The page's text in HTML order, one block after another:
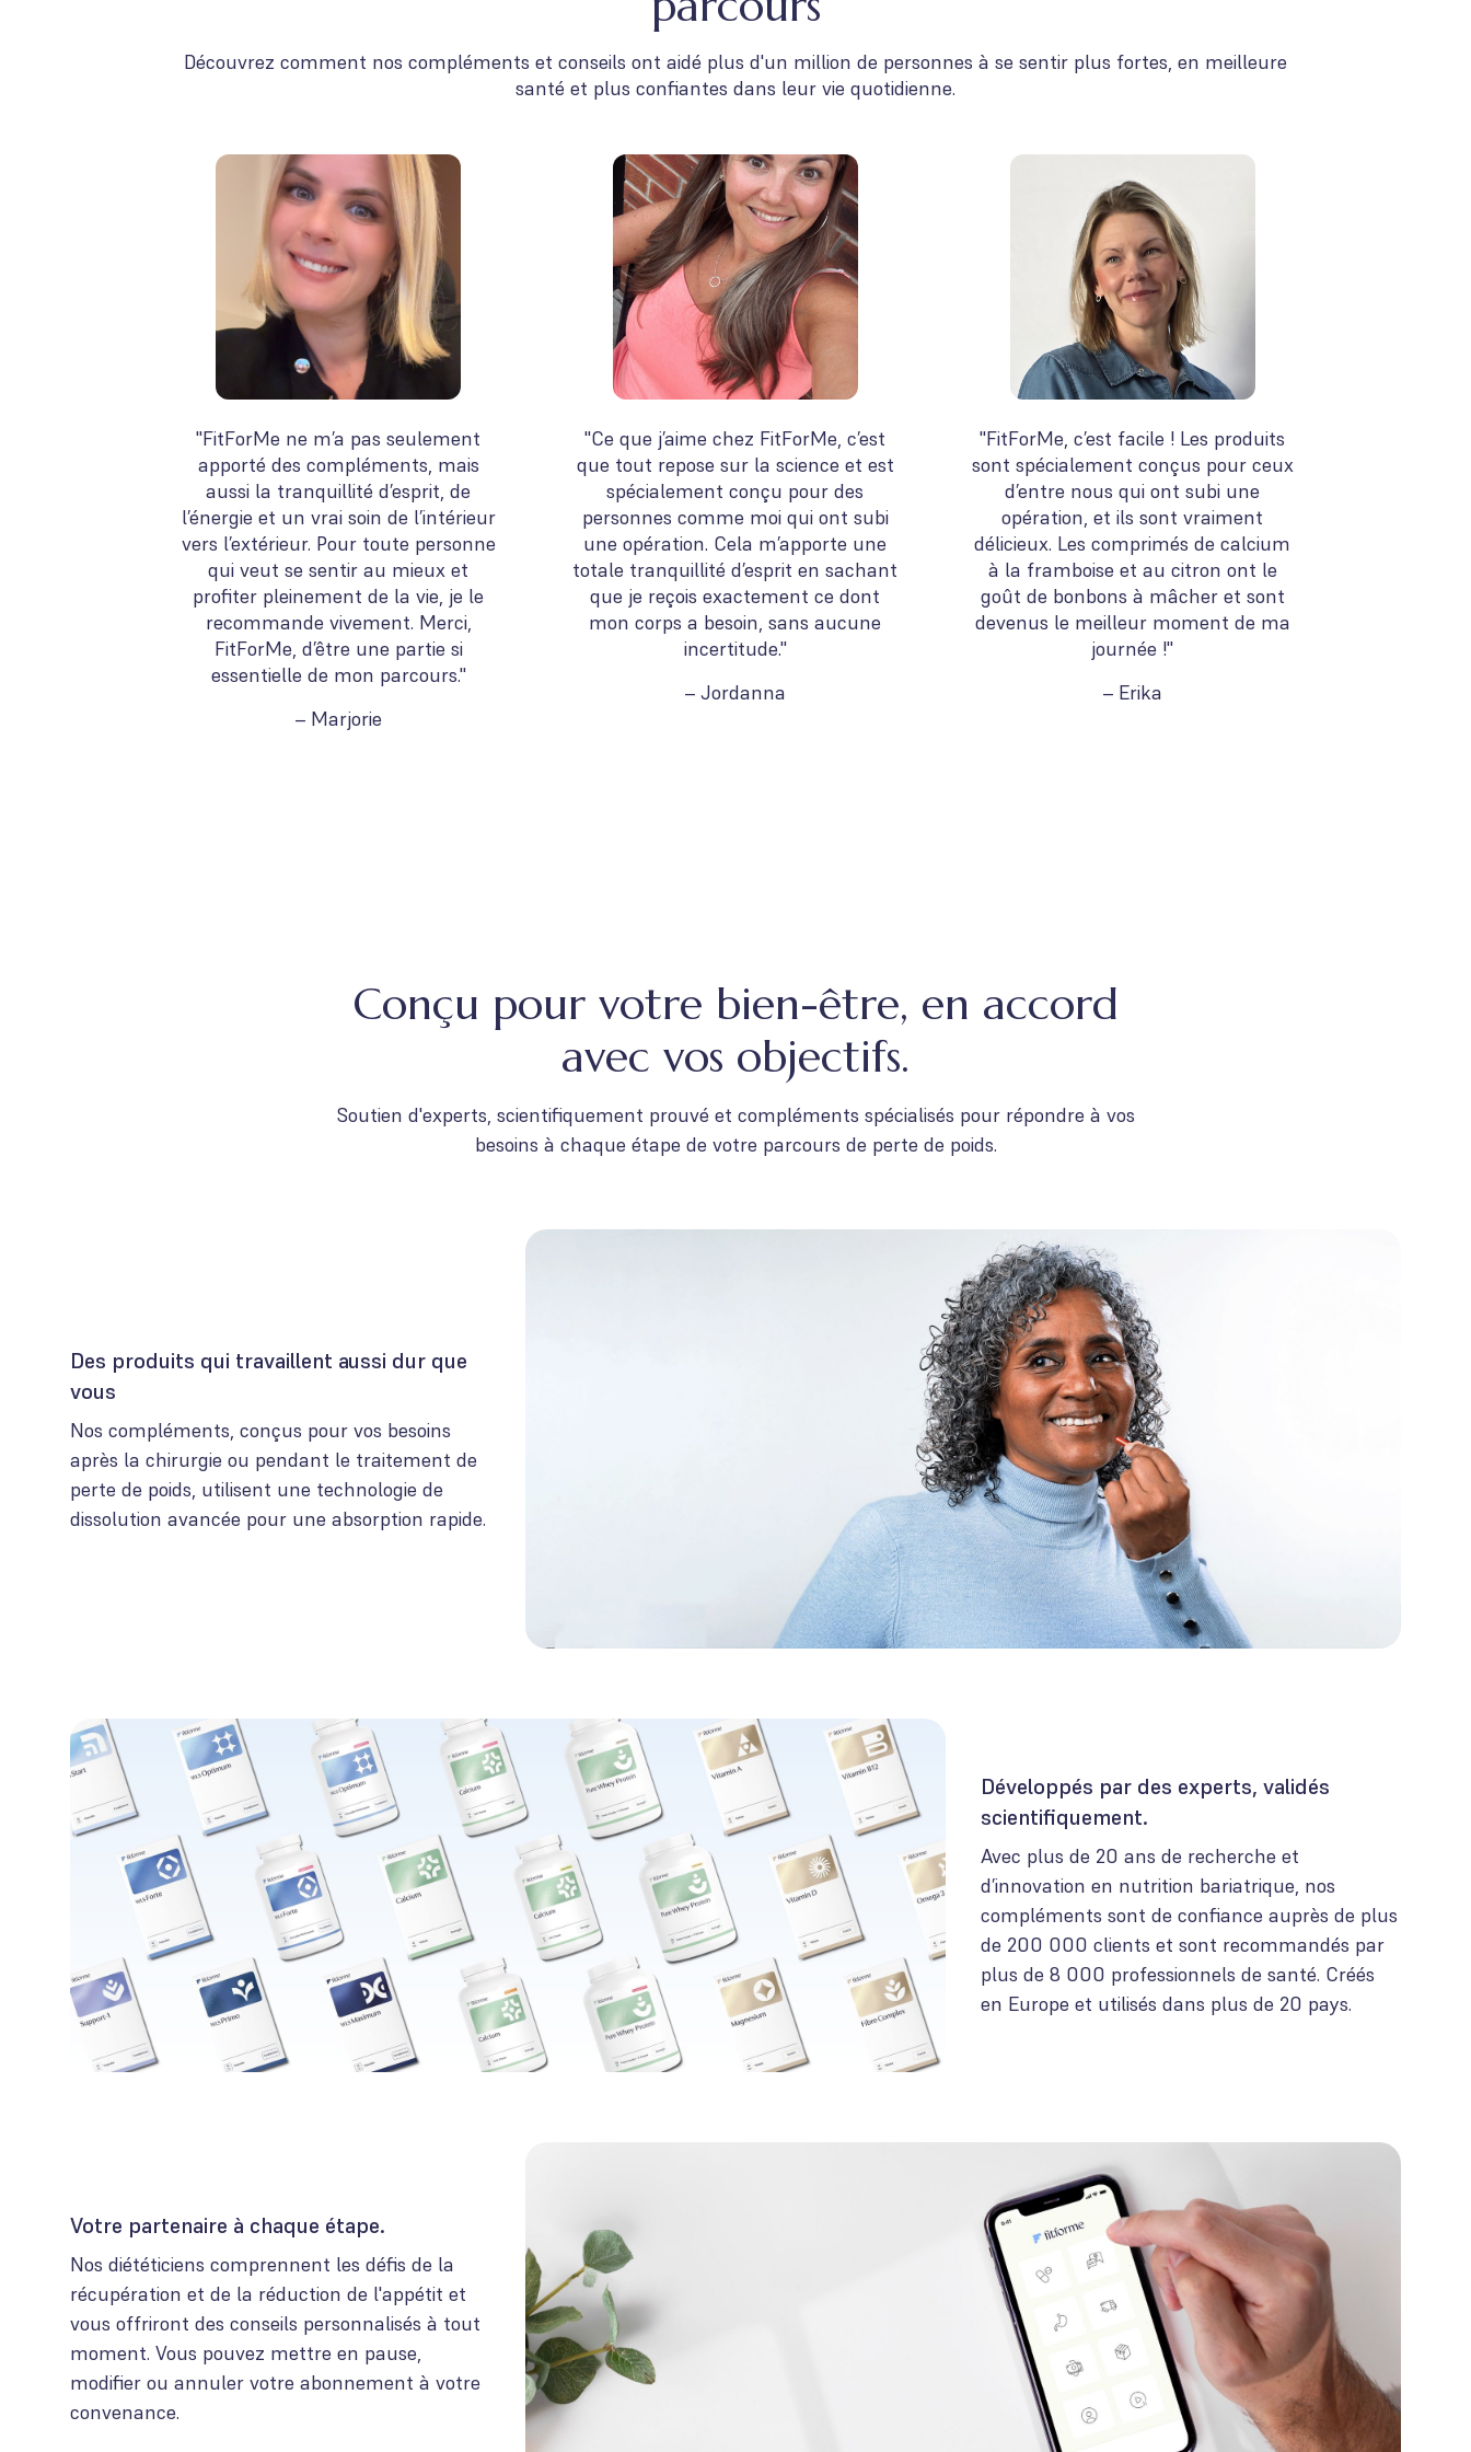
Découvrez comment nos compléments et conseils ont aidé plus d'un million de personnes à se sentir plus fortes, en meilleure
santé et plus confiantes dans leur vie quotidienne.
"FitForMe ne m’a pas seulement
apporté des compléments, mais
aussi la tranquillité d’esprit, de
l’énergie et un vrai soin de l’intérieur
vers l’extérieur. Pour toute personne
qui veut se sentir au mieux et
profiter pleinement de la vie, je le
recommande vivement. Merci,
FitForMe, d’être une partie si
essentielle de mon parcours."
– Marjorie
"Ce que j’aime chez FitForMe, c’est
que tout repose sur la science et est
spécialement conçu pour des
personnes comme moi qui ont subi
une opération. Cela m’apporte une
totale tranquillité d’esprit en sachant
que je reçois exactement ce dont
mon corps a besoin, sans aucune
incertitude."
– Jordanna
"FitForMe, c’est facile ! Les produits
sont spécialement conçus pour ceux
d’entre nous qui ont subi une
opération, et ils sont vraiment
délicieux. Les comprimés de calcium
à la framboise et au citron ont le
goût de bonbons à mâcher et sont
devenus le meilleur moment de ma
journée !"
– Erika
Conçu pour votre bien-être, en accord
avec vos objectifs.
Soutien d'experts, scientifiquement prouvé et compléments spécialisés pour répondre à vos
besoins à chaque étape de votre parcours de perte de poids.
Des produits qui travaillent aussi dur que
vous
Nos compléments, conçus pour vos besoins
après la chirurgie ou pendant le traitement de
perte de poids, utilisent une technologie de
dissolution avancée pour une absorption rapide.
Développés par des experts, validés
scientifiquement.
Avec plus de 20 ans de recherche et
d’innovation en nutrition bariatrique, nos
compléments sont de confiance auprès de plus
de 200 000 clients et sont recommandés par
plus de 8 000 professionnels de santé. Créés
en Europe et utilisés dans plus de 20 pays.
Votre partenaire à chaque étape.
Nos diététiciens comprennent les défis de la
récupération et de la réduction de l'appétit et
vous offriront des conseils personnalisés à tout
moment. Vous pouvez mettre en pause,
modifier ou annuler votre abonnement à votre
convenance.